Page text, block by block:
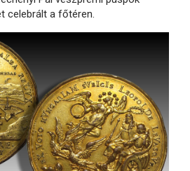
celebrált a főtéren.